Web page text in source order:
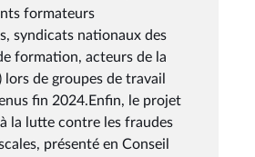
formateurs
syndicats nationaux des
formation, acteurs de la
lors de groupes de travail
fin 2024.Enfin, le projet
la lutte contre les fraudes
présenté en Conseil